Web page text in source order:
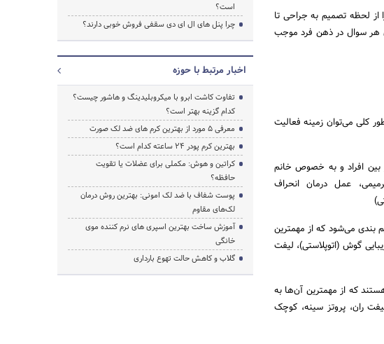
از لحظه تصمیم به جراحی تا
هر سوال در ذهن فرد موجب
می‌توان زمینه فعالیت
بین افراد و به خصوص خانم
عمل درمان انحراف
می‌شود که از مهمترین
گوش (اتوپلاستی)، لیفت
که از مهمترین آن‌ها به
ران، پروتز سینه، کوچک
است؟
چرا پنل های ال ای دی سقفی فروش خوبی دارند؟
اخبار مرتبط با حوزه
تفاوت کاشت ابرو با میکروبلیدینگ و هاشور چیست؟
کدام گزینه بهتر است؟
معرفی 5 مورد از بهترین کرم های ضد لک صورت
بهترین کرم پودر 24 ساعته کدام است؟
کراتین و هوش: مکملی برای عضلات یا تقویت
حافظه؟
پوست شفاف با ضد لک امونی: بهترین روش درمان
لک‌های مقاوم
آموزش ساخت بهترین اسپری های نرم‌ کننده موی
خانگی
گلاب و کاهش حالت تهوع بارداری